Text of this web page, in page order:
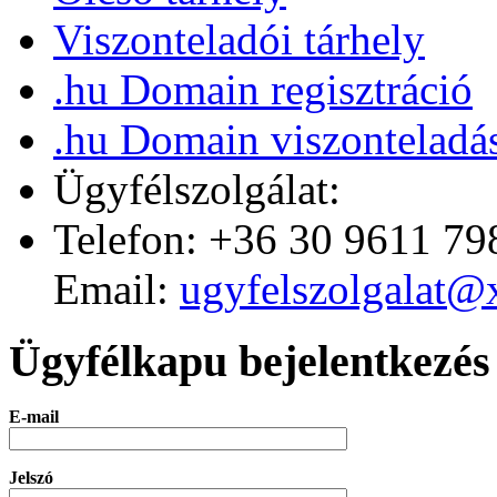
Viszonteladói tárhely
.hu Domain regisztráció
.hu Domain
Ügyfélszolgálat:
Telefon: +36 30 9611
Email:
Ügyfélkapu bejelentkezés
E-mail
Jelszó